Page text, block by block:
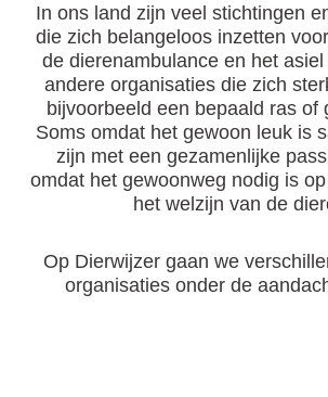
In ons land zijn veel stichtingen
die zich belangeloos inzetten
de dierenambulance en het
andere organisaties die zich
bijvoorbeeld een bepaald ras of
Soms omdat het gewoon leuk is
zijn met een gezamenlijke
omdat het gewoonweg nodig is
het welzijn van de
Op Dierwijzer gaan we
organisaties onder de